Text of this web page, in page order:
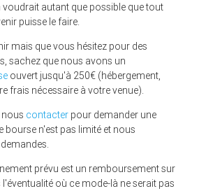
autant que possible que tout
puisse le faire.
mais que vous hésitez pour des
sachez que nous avons un
ouvert jusqu'à 250€ (hébergement,
frais nécessaire à votre venue).
contacterpour demander une
bourse n'est pas limité et nous
prévu est un remboursement sur
où ce mode-là ne serait pas